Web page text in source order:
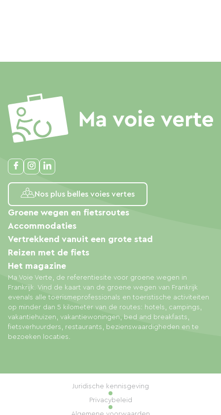
Nos plus belles voies vertes
Ma Voie Verte, de referentiesite voor groene wegen in
Frankrijk. Vind de kaart van de groene wegen van Frankrijk
evenals alle toerismeprofessionals en toeristische activiteiten
op minder dan 5 kilometer van de routes: hotels, campings,
vakantiehuizen, vakantiewoningen, bed and breakfasts,
fietsverhuurders, restaurants, bezienswaardigheden en te
bezoeken locaties.
Groene wegen en fietsroutes
Accommodaties
Vertrekkend vanuit een grote stad
Reizen met de fiets
Het magazine
Juridische kennisgeving
Privacybeleid